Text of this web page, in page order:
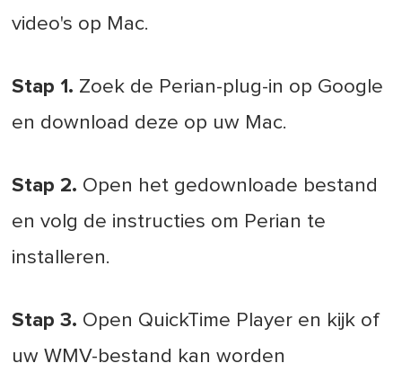
video's op Mac.
Stap 1. Zoek de Perian-plug-in op Google
en download deze op uw Mac.
Stap 2. Open het gedownloade bestand
en volg de instructies om Perian te
installeren.
Stap 3. Open QuickTime Player en kijk of
uw WMV-bestand kan worden